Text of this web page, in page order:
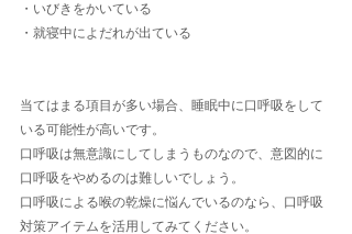
・いびきをかいている
・就寝中によだれが出ている
当てはまる項目が多い場合、睡眠中に口呼吸をして
いる可能性が高いです。
口呼吸は無意識にしてしまうものなので、意図的に
口呼吸をやめるのは難しいでしょう。
口呼吸による喉の乾燥に悩んでいるのなら、口呼吸
対策アイテムを活用してみてください。